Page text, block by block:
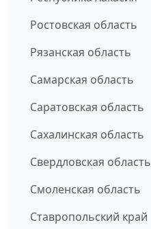
Ростовская область
Рязанская область
Самарская область
Саратовская область
Сахалинская область
Свердловская область
Смоленская область
Ставропольский край